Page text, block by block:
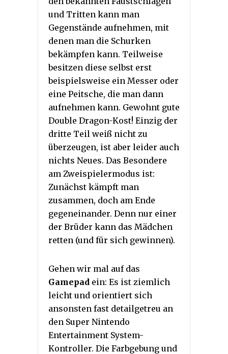
und Tritten kann man
Gegenstände aufnehmen, mit
denen man die Schurken
bekämpfen kann. Teilweise
besitzen diese selbst erst
beispielsweise ein Messer oder
eine Peitsche, die man dann
aufnehmen kann. Gewohnt gute
Double Dragon-Kost! Einzig der
dritte Teil weiß nicht zu
überzeugen, ist aber leider auch
nichts Neues. Das Besondere
am Zweispielermodus ist:
Zunächst kämpft man
zusammen, doch am Ende
gegeneinander. Denn nur einer
der Brüder kann das Mädchen
retten (und für sich gewinnen).
Gehen wir mal auf das
Gamepad ein: Es ist ziemlich
leicht und orientiert sich
ansonsten fast detailgetreu an
den Super Nintendo
Entertainment System-
Kontroller. Die Farbgebung und